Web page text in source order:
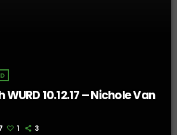
10.12.17 – Nichole Van
1 3